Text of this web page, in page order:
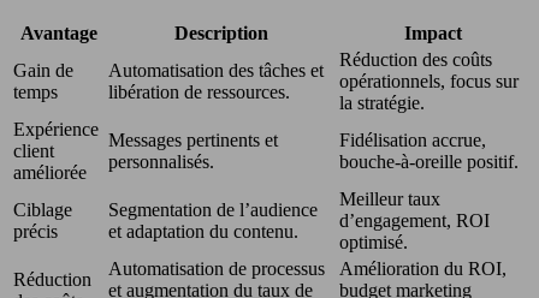
Avantage Description
Impact
Gain de
temps
Automatisation des tâches et
libération de ressources.
Réduction des coûts
opérationnels, focus sur
la stratégie.
Expérience
client
améliorée
Messages pertinents et
personnalisés.
Fidélisation accrue,
bouche-à-oreille positif.
Ciblage
précis
Segmentation de l’audience
et adaptation du contenu.
Meilleur taux
d’engagement, ROI
optimisé.
Réduction
Automatisation de processus
et augmentation du taux de
Amélioration du ROI,
budget marketing